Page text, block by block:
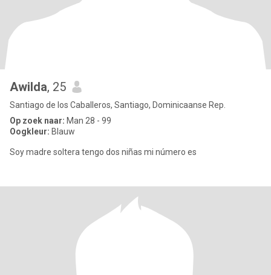
Awilda, 25
Santiago de los Caballeros, Santiago, Dominicaanse Rep.
Op zoek naar: Man 28 - 99
Oogkleur: Blauw
Soy madre soltera tengo dos niñas mi número es